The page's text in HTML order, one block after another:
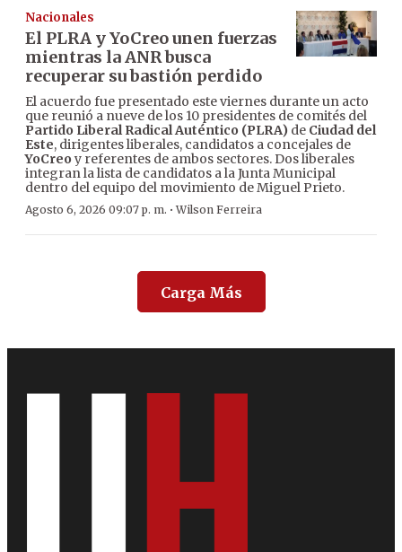
Nacionales
El PLRA y YoCreo unen fuerzas
mientras la ANR busca
recuperar su bastión perdido
El acuerdo fue presentado este viernes durante un acto
que reunió a nueve de los 10 presidentes de comités del
Partido Liberal Radical Auténtico (PLRA) de Ciudad del
Este, dirigentes liberales, candidatos a concejales de
YoCreo y referentes de ambos sectores. Dos liberales
integran la lista de candidatos a la Junta Municipal
dentro del equipo del movimiento de Miguel Prieto.
Agosto 6, 2026 09:07 p. m. ·Wilson Ferreira
Carga Más